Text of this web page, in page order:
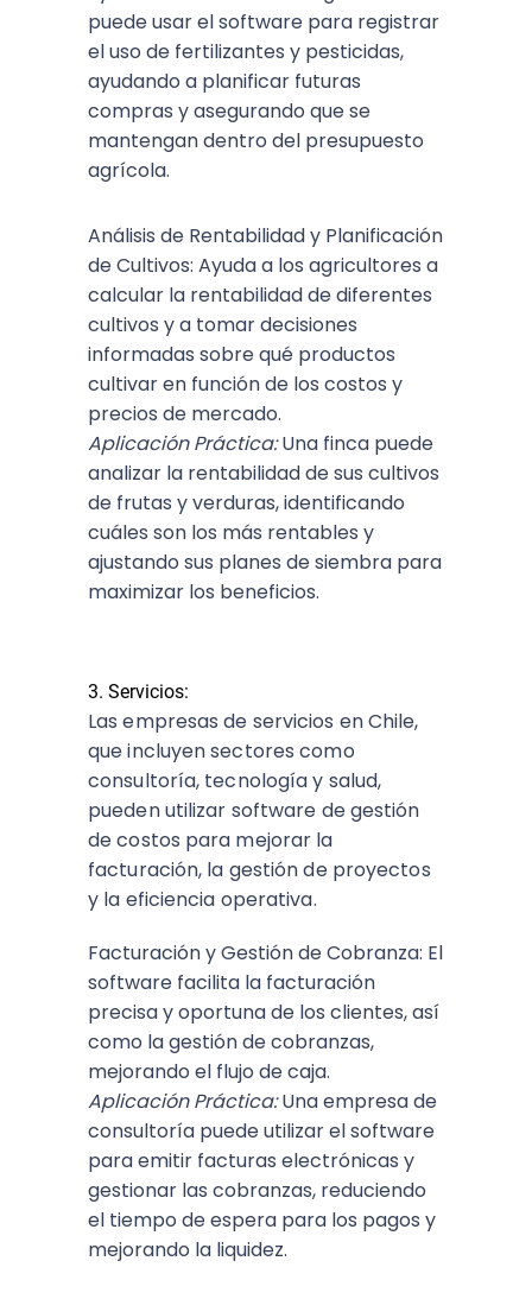
puede usar el software para registrar
el uso de fertilizantes y pesticidas,
ayudando a planificar futuras
compras y asegurando que se
mantengan dentro del presupuesto
agrícola.
Análisis de Rentabilidad y Planificación
de Cultivos: Ayuda a los agricultores a
calcular la rentabilidad de diferentes
cultivos y a tomar decisiones
informadas sobre qué productos
cultivar en función de los costos y
precios de mercado.
Aplicación Práctica:Una finca puede
analizar la rentabilidad de sus cultivos
de frutas y verduras, identificando
cuáles son los más rentables y
ajustando sus planes de siembra para
maximizar los beneficios.
3. Servicios:
Las empresas de servicios en Chile,
que incluyen sectores como
consultoría, tecnología y salud,
pueden utilizar software de gestión
de costos para mejorar la
facturación, la gestión de proyectos
y la eficiencia operativa.
Facturación y Gestión de Cobranza: El
software facilita la facturación
precisa y oportuna de los clientes, así
como la gestión de cobranzas,
mejorando el flujo de caja.
Aplicación Práctica:Una empresa de
consultoría puede utilizar el software
para emitir facturas electrónicas y
gestionar las cobranzas, reduciendo
el tiempo de espera para los pagos y
mejorando la liquidez.